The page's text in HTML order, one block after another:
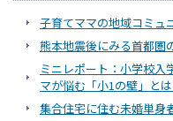
子育てママの地域コミュ
熊本地震後にみる首都圏
ミニレポート：小学校入
マが悩む「小1の壁」と
集合住宅に住む未婚単身